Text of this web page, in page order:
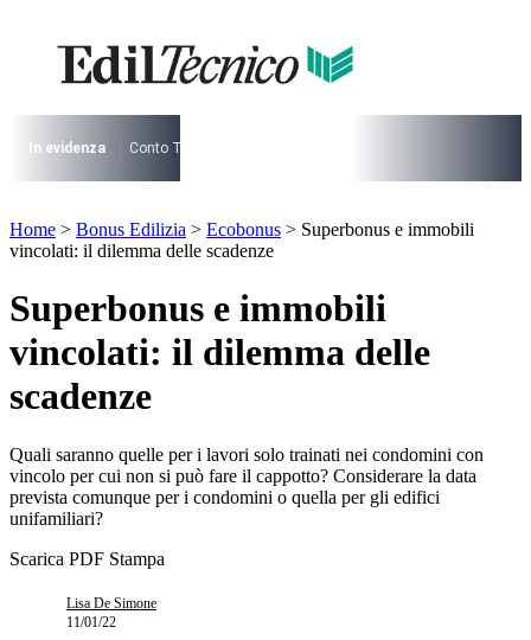
contenuto
I più cercati
Lorem ipsum dolor sit amet consectetur
Lorem ipsum dolor sit amet consectetur
In evidenza Conto Termico
I più cercati
Lorem ipsum dolor sit amet consectetur
Lorem ipsum dolor sit amet consectetur
Home > Bonus Edilizia > Ecobonus > Superbonus e immobili
vincolati: il dilemma delle scadenze
Superbonus e immobili
vincolati: il dilemma delle
scadenze
Quali saranno quelle per i lavori solo trainati nei condomini con
vincolo per cui non si può fare il cappotto? Considerare la data
prevista comunque per i condomini o quella per gli edifici
unifamiliari?
Scarica PDF Stampa
Lisa De Simone
11/01/22